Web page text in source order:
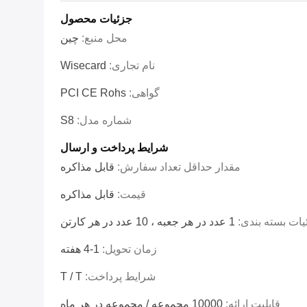
جزئیات محصول
محل منبع: چین
نام تجاری: Wisecard
گواهی: PCI CE Rohs
شماره مدل: S8
شرایط پرداخت و ارسال
مقدار حداقل تعداد سفارش: قابل مذاکره
قیمت: قابل مذاکره
بسته بندی: 1 عدد در هر جعبه ، 10 عدد در هر کارتن
زمان تحویل: 1-4 هفته
شرایط پرداخت: T / T
قابلیت ارائه: 10000 مجموعه / مجموعه در هر ماه